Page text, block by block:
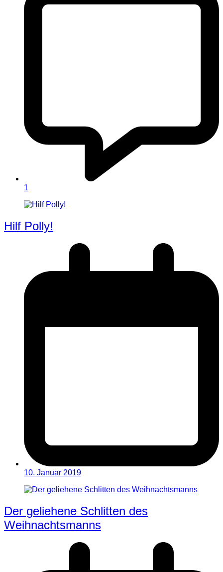
1
Hilf Polly!
10. Januar 2019
Der geliehene Schlitten des
Weihnachtsmanns